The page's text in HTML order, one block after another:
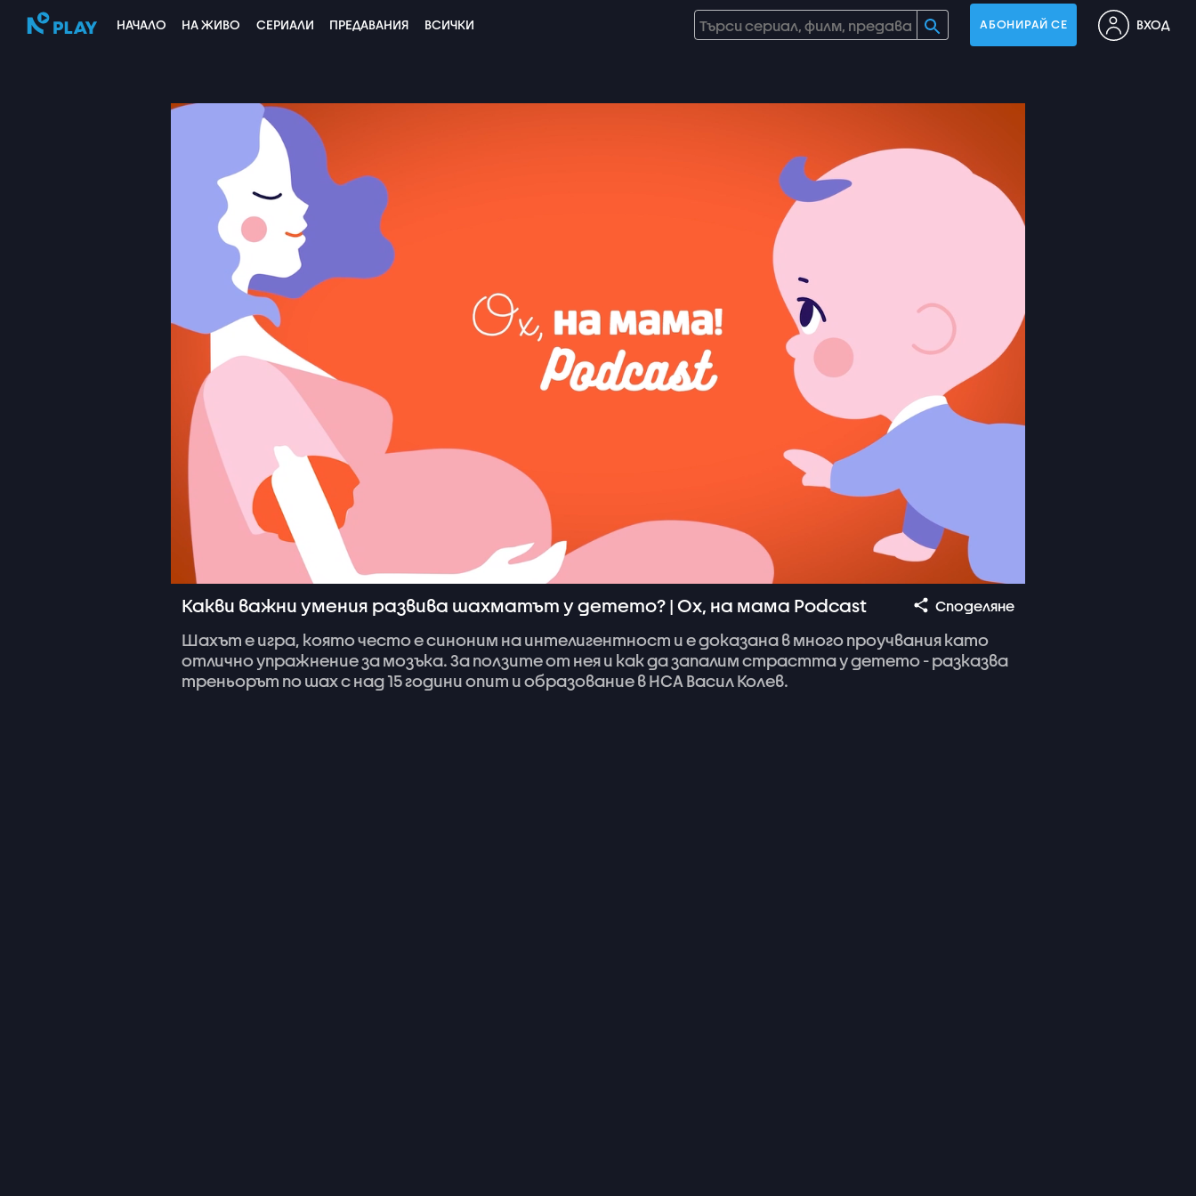
НАЧАЛО НА ЖИВО СЕРИАЛИ ПРЕДАВАНИЯ ВСИЧКИ АБОНИРАЙ СЕ ВХОД
Какви важни умения развива шахматът у детето? | Ох, на мама Podcast Споделяне
Шахътеигра, кояточестоесиноним наинтелигентност иедоказанавмногопроучвания като
отличноупражнениезамозъка.Заползитеот неяи какдазапалимстрасттаудетето-разказва
треньорът пошахснад15годиниопит иобразованиевНСА ВасилКолев.